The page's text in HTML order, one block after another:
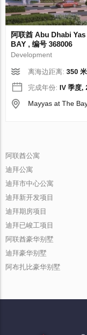
阿联酋 Abu Dhabi
BAY , 编号 368006
Development
离海边距离:350 米
完成年份: IV 季度,
Mayyas at The
阿联酋公寓
迪拜公寓
迪拜市中心公寓
迪拜新开发项目
迪拜期房项目
迪拜已峻工项目
阿联酋豪华别墅
迪拜豪华别墅
阿布扎比豪华别墅